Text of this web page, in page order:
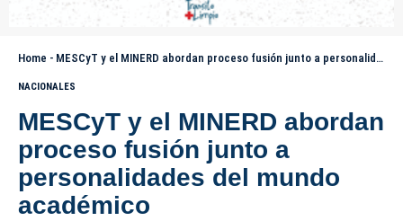
Home - MESCyT y el MINERD abordan proceso fusión junto a personalidades del mundo académico
NACIONALES
MESCyT y el MINERD abordan
proceso fusión junto a
personalidades del mundo
académico